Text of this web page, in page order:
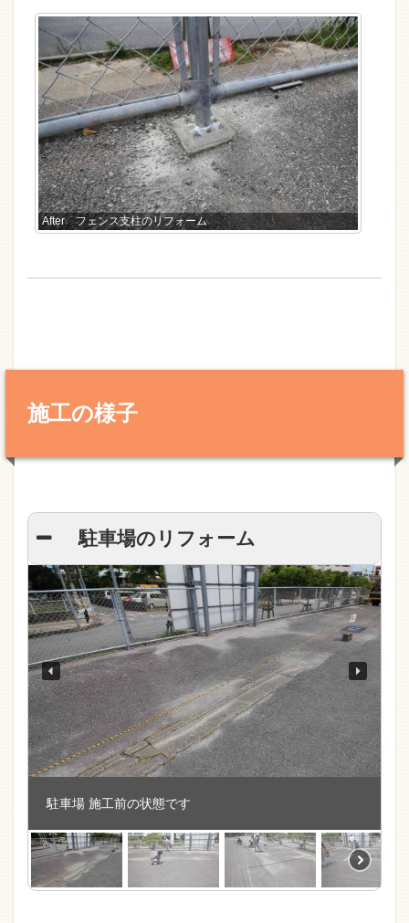
After フェンス支柱のリフォーム
施工の様子
駐車場のリフォーム
駐車場 施工前の状態です